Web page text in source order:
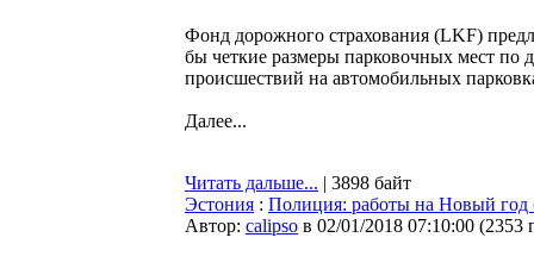
Фонд дорожного страхования (LKF)
бы четкие размеры парковочных мест
происшествий на автомобильных
Далее...
Читать дальше... | 3898 байт
Эстония : Полиция: работы на Новый год
Автор: calipso в 02/01/2018 07:10:00 (2353